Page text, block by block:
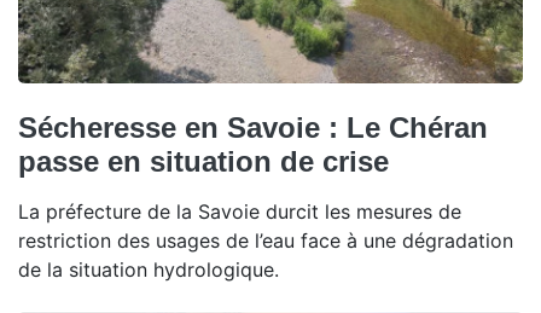
Sécheresse en Savoie : Le Chéran
passe en situation de crise
La préfecture de la Savoie durcit les mesures de
restriction des usages de l’eau face à une dégradation
de la situation hydrologique.